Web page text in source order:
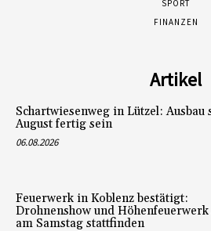
SPORT
FINANZEN
Artikel
Schartwiesenweg in Lützel: Ausbau
August fertig sein
06.08.2026
Feuerwerk in Koblenz bestätigt:
Drohnenshow und
am Samstag stattfinden